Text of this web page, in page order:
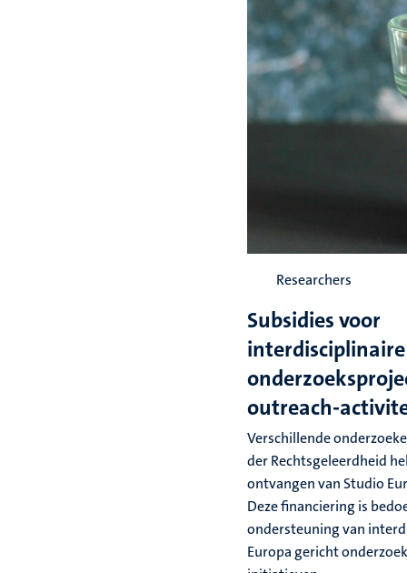
Researchers
Subsidies voor
interdisciplinaire
outreach-
Verschillende
der Rechtsgeleerdheid
ontvangen van Studio
Deze financiering is
ondersteuning van
Europa gericht